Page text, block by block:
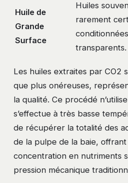
Huile de
Grande
Surface
Huiles
rarement
transparents.
Les huiles extraites par CO2
que plus onéreuses,
la qualité. Ce procédé
s’effectue à très basse
de récupérer la totalité des
de la pulpe de la baie, offrant
concentration en nutriments
pression mécanique